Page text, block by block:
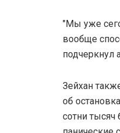
"Мы уже
вообще
подчеркнул
Зейхан
об
сотни